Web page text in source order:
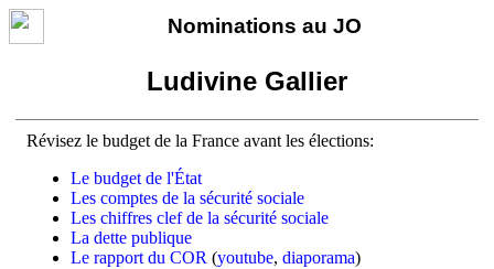
Nominations au JO
Ludivine Gallier
Révisez le budget de la France avant les élections:
Le budget de l'État
Les comptes de la sécurité sociale
Les chiffres clef de la sécurité sociale
La dette publique
Le rapport du COR (youtube, diaporama)